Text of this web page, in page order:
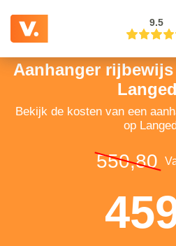
9.5
Aanhanger
Bekijk de kosten van een
op
550,80